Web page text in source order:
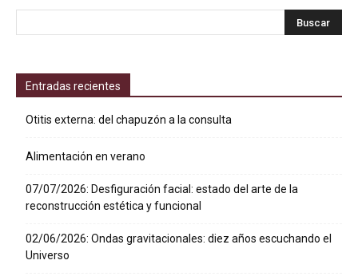
Entradas recientes
Otitis externa: del chapuzón a la consulta
Alimentación en verano
07/07/2026: Desfiguración facial: estado del arte de la
reconstrucción estética y funcional
02/06/2026: Ondas gravitacionales: diez años escuchando el
Universo